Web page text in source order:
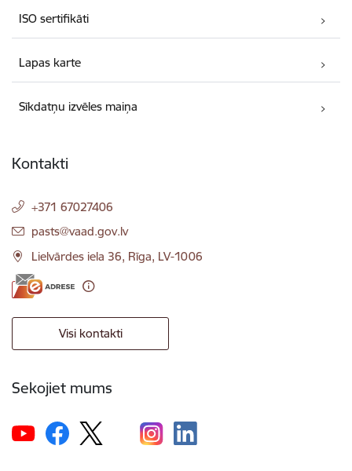
ISO sertifikāti
Lapas karte
Sīkdatņu izvēles maiņa
Kontakti
+371 67027406
E-pasts:
pasts@vaad.gov.lv
Lielvārdes iela 36, Rīga, LV-1006
Visi kontakti
Sekojiet mums